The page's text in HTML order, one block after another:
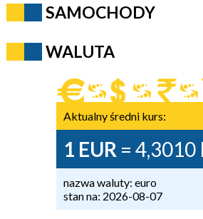
SAMOCHODY
WALUTA
Aktualny średni kurs:
1 EUR = 4,3010
nazwa waluty: euro
stan na: 2026-08-07